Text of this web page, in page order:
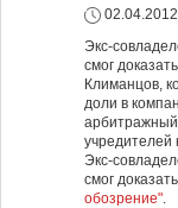
Экс-
смог
Климанцов,
доли в
арбитражный
учредителей
Экс-
смог
обозрение".